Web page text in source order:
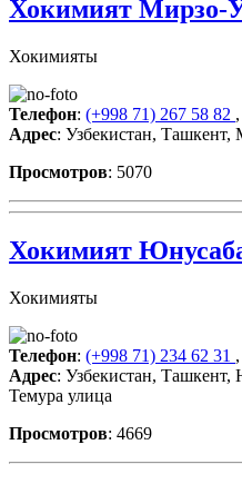
Хокимият Мирзо-
Хокимияты
Телефон: (+998 71) 267 58 82 ,
Адрес: Узбекистан, Ташкент,
Просмотров: 5070
Хокимият
Хокимияты
Телефон: (+998 71) 234 62 31 ,
Адрес: Узбекистан,
Темура улица
Просмотров: 4669